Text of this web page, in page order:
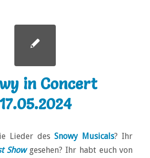
in Concert
17.05.2024
Lieder desSnowy Musicals? Ihr
Show gesehen? Ihr habt euch von